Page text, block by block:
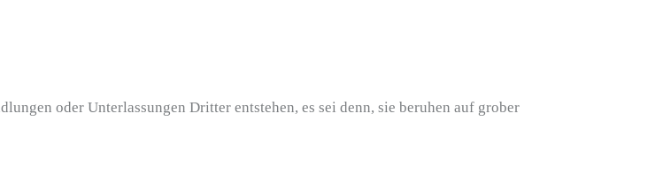
oder Unterlassungen Dritter entstehen, es sei denn, sie beruhen auf grober